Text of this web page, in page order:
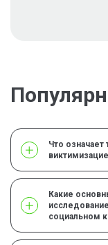
Что означает
Какие
социальном